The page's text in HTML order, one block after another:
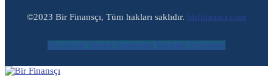
©2023 Bir Finansçı, Tüm hakları saklıdır. birfinansci.com
Facebook Twitter Instagram Youtube Envelope